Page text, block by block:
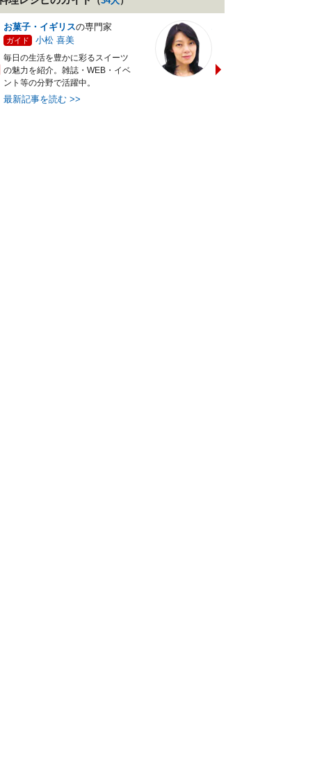
お菓子・イギリスの専門家
ガイド 小松 喜美
毎日の生活を豊かに彩るスイーツ
の魅力を紹介。雑誌・WEB・イベ
ント等の分野で活躍中。
最新記事を読む >>
ターの資格を活かし老舗料亭